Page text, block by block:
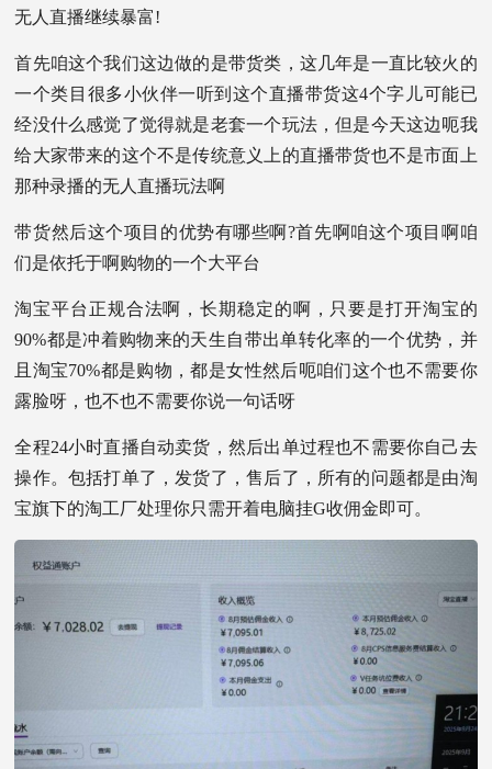
无人直播继续暴富!
首先咱这个我们这边做的是带货类，这几年是一直比较火的
一个类目很多小伙伴一听到这个直播带货这4个字儿可能已
经没什么感觉了觉得就是老套一个玩法，但是今天这边呃我
给大家带来的这个不是传统意义上的直播带货也不是市面上
那种录播的无人直播玩法啊
带货然后这个项目的优势有哪些啊?首先啊咱这个项目啊咱
们是依托于啊购物的一个大平台
淘宝平台正规合法啊，长期稳定的啊，只要是打开淘宝的
90%都是冲着购物来的天生自带出单转化率的一个优势，并
且淘宝70%都是购物，都是女性然后呃咱们这个也不需要你
露脸呀，也不也不需要你说一句话呀
全程24小时直播自动卖货，然后出单过程也不需要你自己去
操作。包括打单了，发货了，售后了，所有的问题都是由淘
宝旗下的淘工厂处理你只需开着电脑挂G收佣金即可。